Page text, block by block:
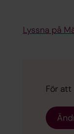
Lyssna på
För att